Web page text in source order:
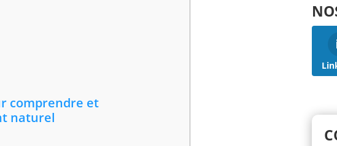
comprendre et
naturel